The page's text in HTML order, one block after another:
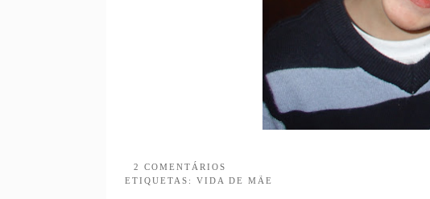
2 COMENTÁRIOS
ETIQUETAS: VIDA DE MÃE